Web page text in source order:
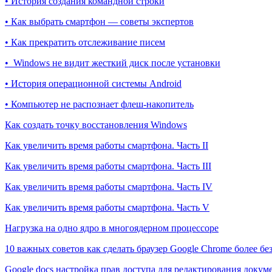
• Как выбрать смартфон — советы экспертов
• Как прекратить отслеживание писем
• Windows не видит жесткий диск после установки
• История операционной системы Android
• Компьютер не распознает флеш-накопитель
Как создать точку восстановления Windows
Как увеличить время работы смартфона. Часть II
Как увеличить время работы смартфона. Часть III
Как увеличить время работы смартфона. Часть IV
Как увеличить время работы смартфона. Часть V
Нагрузка на одно ядро в многоядерном процессоре
10 важных советов как сделать браузер Google Chrome более
Google docs настройка прав доступа для редактирования